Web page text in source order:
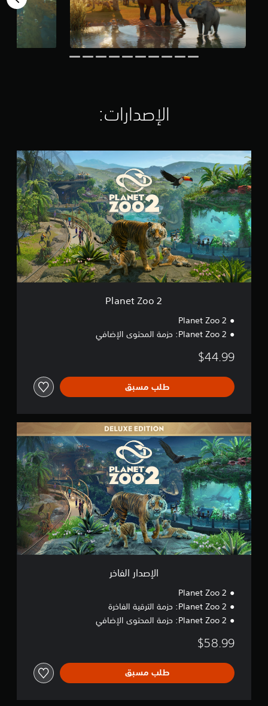
الإصدارات:‏
P
l
a
n
e
t
Z
o
o
Planet Zoo 2
Planet Zoo 2
Planet Zoo 2: حزمة المحتوى الإضافي
$44.99
طلب مسبق
ل
إ
ص
د
ا
ر
ا
ل
ف
خ
ر
الإصدار الفاخر
Planet Zoo 2
Planet Zoo 2: حزمة الترقية الفاخرة
Planet Zoo 2: حزمة المحتوى الإضافي
$58.99
طلب مسبق